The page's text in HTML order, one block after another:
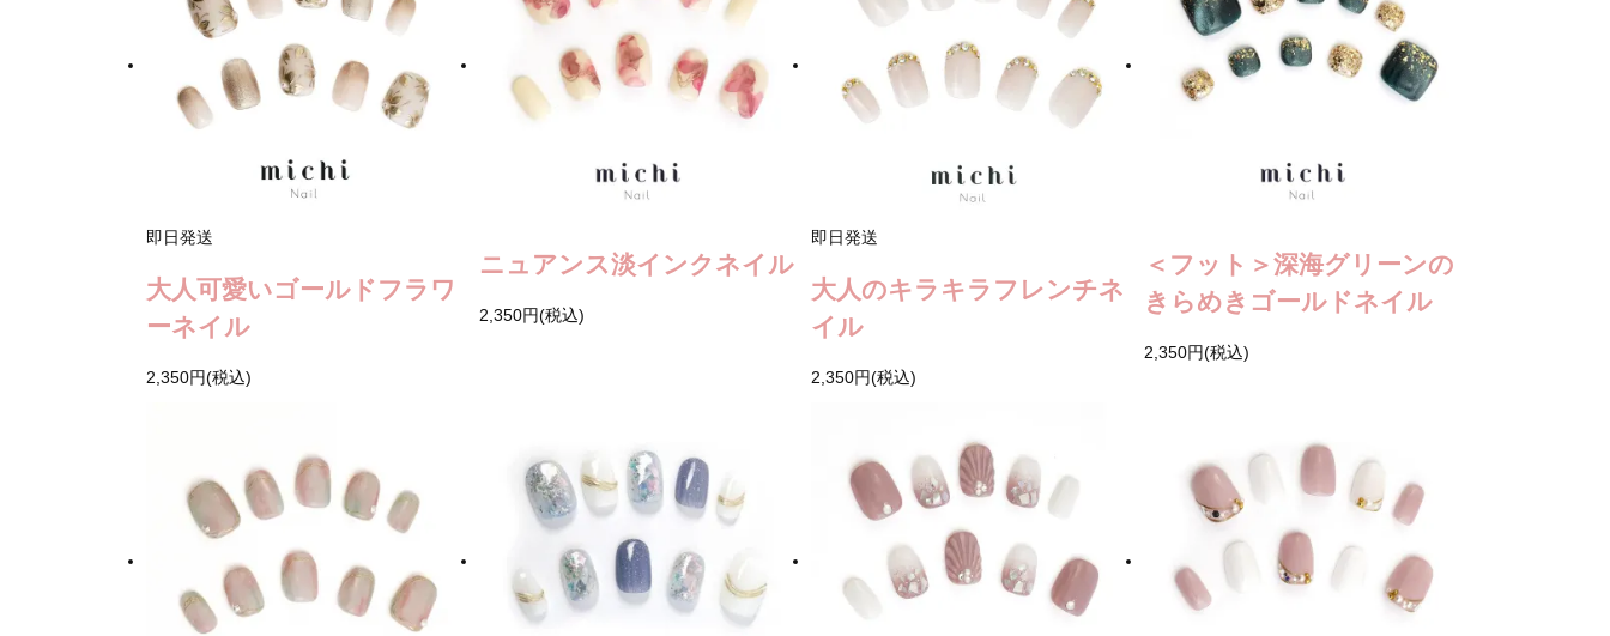
即日発送
大人可愛いゴールドフラワ
ーネイル
2,350円(税込)
ニュアンス淡インクネイル
2,350円(税込)
即日発送
大人のキラキラフレンチネ
イル
2,350円(税込)
＜フット＞深海グリーンの
きらめきゴールドネイル
2,350円(税込)